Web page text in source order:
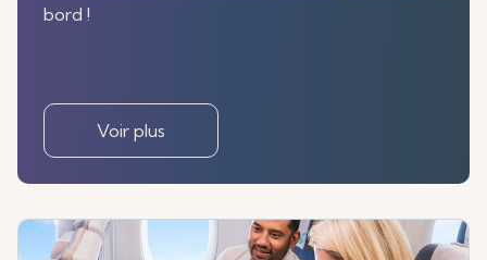
bord !
Voir plus